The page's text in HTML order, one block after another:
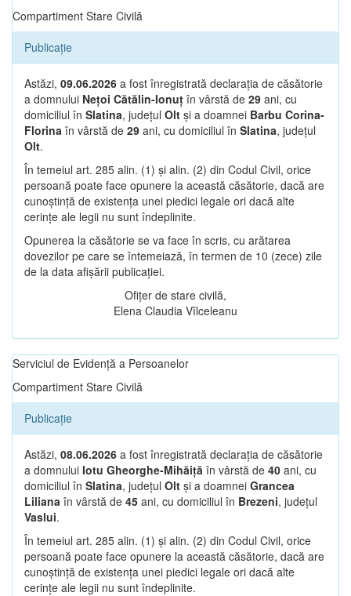
Compartiment Stare Civilă
Publicație
Astăzi, 09.06.2026 a fost înregistrată declarația de căsătorie
a domnului Nețoi Cătălin-Ionuț în vârstă de 29 ani, cu
domiciliul în Slatina, județul Olt și a doamnei Barbu Corina-
Florina în vârstă de 29 ani, cu domiciliul în Slatina, județul
Olt.
În temeiul art. 285 alin. (1) și alin. (2) din Codul Civil, orice
persoană poate face opunere la această căsătorie, dacă are
cunoștință de existența unei piedici legale ori dacă alte
cerințe ale legii nu sunt îndeplinite.
Opunerea la căsătorie se va face în scris, cu arătarea
dovezilor pe care se întemeiază, în termen de 10 (zece) zile
de la data afișării publicației.
Ofițer de stare civilă,
Elena Claudia Vîlceleanu
Serviciul de Evidență a Persoanelor
Compartiment Stare Civilă
Publicație
Astăzi, 08.06.2026 a fost înregistrată declarația de căsătorie
a domnului Iotu Gheorghe-Mihăiță în vârstă de 40 ani, cu
domiciliul în Slatina, județul Olt și a doamnei Grancea
Liliana în vârstă de 45 ani, cu domiciliul în Brezeni, județul
Vaslui.
În temeiul art. 285 alin. (1) și alin. (2) din Codul Civil, orice
persoană poate face opunere la această căsătorie, dacă are
cunoștință de existența unei piedici legale ori dacă alte
cerințe ale legii nu sunt îndeplinite.